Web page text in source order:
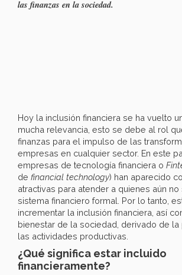
las finanzas en la sociedad.
Hoy la inclusión financiera se ha vuelto
mucha relevancia, esto se debe al rol
finanzas para el impulso de las
empresas en cualquier sector. En este
empresas de tecnología financiera o
de financial technology) han aparecido
atractivas para atender a quienes aún
sistema financiero formal. Por lo tanto,
incrementar la inclusión financiera, así
bienestar de la sociedad, derivado de
las actividades productivas.
¿Qué significa estar incluido
financieramente?